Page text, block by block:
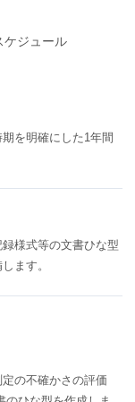
ジュール
を明確にした1年間
様式等の文書ひな型
ます。
の不確かさの評価